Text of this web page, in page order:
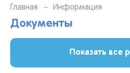
Главная Информация
Документы
Показать все